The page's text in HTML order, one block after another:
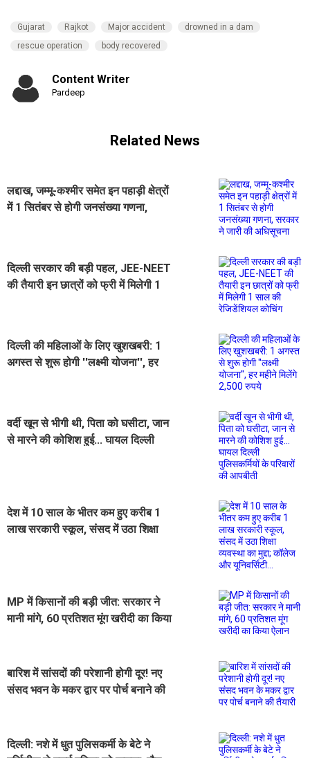
Gujarat Rajkot Major accident
drowned in a dam
rescue operation
body recovered
Content Writer
Pardeep
Related News
लद्दाख, जम्मू-कश्मीर समेत इन पहाड़ी क्षेत्रों
में 1 सितंबर से होगी जनसंख्या गणना,
दिल्ली सरकार की बड़ी पहल, JEE-NEET
की तैयारी इन छात्रों को फ्री में मिलेगी 1
दिल्ली की महिलाओं के लिए खुशखबरी: 1
अगस्त से शुरू होगी ''लक्ष्मी योजना'', हर
वर्दी खून से भीगी थी, पिता को घसीटा, जान
से मारने की कोशिश हुई... घायल दिल्ली
देश में 10 साल के भीतर कम हुए करीब 1
लाख सरकारी स्कूल, संसद में उठा शिक्षा
MP में किसानों की बड़ी जीत: सरकार ने
मानी मांगे, 60 प्रतिशत मूंग खरीदी का किया
बारिश में सांसदों की परेशानी होगी दूर! नए
संसद भवन के मकर द्वार पर पोर्च बनाने की
दिल्ली: नशे में धुत पुलिसकर्मी के बेटे ने